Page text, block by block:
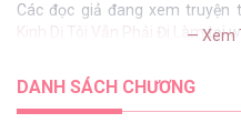
Các đọc giả đang xem truyện
Kinh Dị Tôi Vẫn Phải Đi Làmtại
— Xem
DANH SÁCH CHƯƠNG